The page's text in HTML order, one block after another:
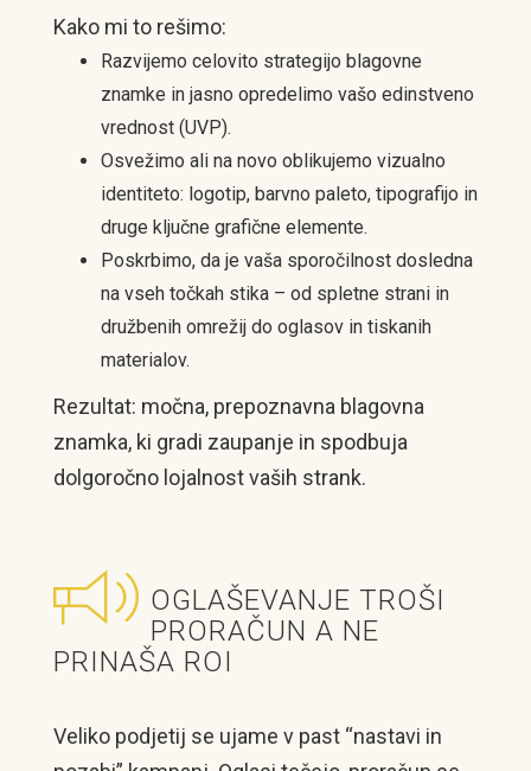
Kako mi to rešimo:
Razvijemo celovito strategijo blagovne
znamke in jasno opredelimo vašo edinstveno
vrednost (UVP).
Osvežimo ali na novo oblikujemo vizualno
identiteto: logotip, barvno paleto, tipografijo in
druge ključne grafične elemente.
Poskrbimo, da je vaša sporočilnost dosledna
na vseh točkah stika – od spletne strani in
družbenih omrežij do oglasov in tiskanih
materialov.
Rezultat: močna, prepoznavna blagovna
znamka, ki gradi zaupanje in spodbuja
dolgoročno lojalnost vaših strank.
OGLAŠEVANJE TROŠI
PRORAČUN A NE
PRINAŠA ROI
Veliko podjetij se ujame v past “nastavi in